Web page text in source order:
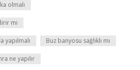
olmalı
mi
yapılmalı Buz banyosu sağlıklı mı
ne yapılır